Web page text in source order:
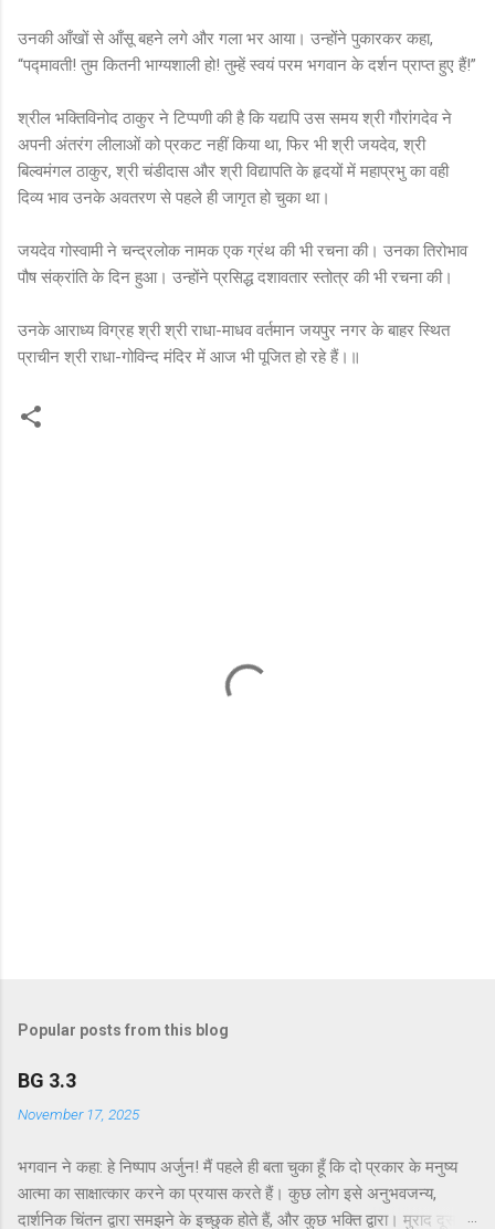
उनकी आँखों से आँसू बहने लगे और गला भर आया। उन्होंने पुकारकर कहा,
“पद्मावती! तुम कितनी भाग्यशाली हो! तुम्हें स्वयं परम भगवान के दर्शन प्राप्त हुए हैं!”
श्रील भक्तिविनोद ठाकुर ने टिप्पणी की है कि यद्यपि उस समय श्री गौरांगदेव ने
अपनी अंतरंग लीलाओं को प्रकट नहीं किया था, फिर भी श्री जयदेव, श्री
बिल्वमंगल ठाकुर, श्री चंडीदास और श्री विद्यापति के हृदयों में महाप्रभु का वही
दिव्य भाव उनके अवतरण से पहले ही जागृत हो चुका था।
जयदेव गोस्वामी ने चन्द्रलोक नामक एक ग्रंथ की भी रचना की। उनका तिरोभाव
पौष संक्रांति के दिन हुआ। उन्होंने प्रसिद्ध दशावतार स्तोत्र की भी रचना की।
उनके आराध्य विग्रह श्री श्री राधा-माधव वर्तमान जयपुर नगर के बाहर स्थित
प्राचीन श्री राधा-गोविन्द मंदिर में आज भी पूजित हो रहे हैं।॥
Popular posts from this blog
BG 3.3
November 17, 2025
भगवान ने कहा: हे निष्पाप अर्जुन! मैं पहले ही बता चुका हूँ कि दो प्रकार के मनुष्य
आत्मा का साक्षात्कार करने का प्रयास करते हैं। कुछ लोग इसे अनुभवजन्य,
दार्शनिक चिंतन द्वारा समझने के इच्छुक होते हैं, और कुछ भक्ति द्वारा। मुराद दूसरे